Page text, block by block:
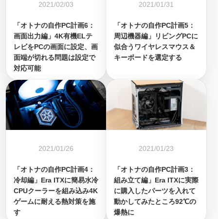
2021/02/03
「オトナの自作PC計画6：
画面出力編」4K有機ELテ
レビをPCの画面に設定、画
面端が切れる問題は設定で
対応可能
2021/01/31
「オトナの自作PC計画5：
周辺機器編」リビングPCに
似合うワイヤレスマウス＆
キーボードを選定する
2021/01/26
「オトナの自作PC計画4：
冷却編」Era ITXに簡易水冷
CPUクーラーを組み込み4K
ゲームに耐える熱対策を施
す
2021/01/23
「オトナの自作PC計画3：
組み立て編」Era ITXに実際
に購入したパーツを入れて
動かしてみたところ92℃の
爆熱に